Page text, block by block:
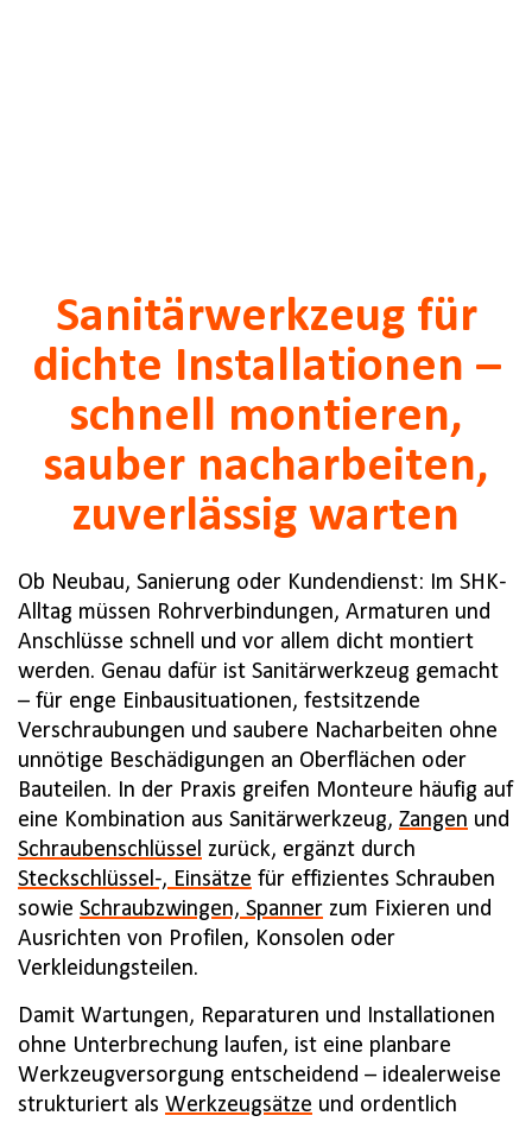
Sanitärwerkzeug für
dichte Installationen –
schnell montieren,
sauber nacharbeiten,
zuverlässig warten
Ob Neubau, Sanierung oder Kundendienst: Im SHK-
Alltag müssen Rohrverbindungen, Armaturen und
Anschlüsse schnell und vor allem dicht montiert
werden. Genau dafür ist Sanitärwerkzeug gemacht
– für enge Einbausituationen, festsitzende
Verschraubungen und saubere Nacharbeiten ohne
unnötige Beschädigungen an Oberflächen oder
Bauteilen. In der Praxis greifen Monteure häufig auf
eine Kombination aus Sanitärwerkzeug, Zangen und
Schraubenschlüssel zurück, ergänzt durch
Steckschlüssel-, Einsätze für effizientes Schrauben
sowie Schraubzwingen, Spanner zum Fixieren und
Ausrichten von Profilen, Konsolen oder
Verkleidungsteilen.
Damit Wartungen, Reparaturen und Installationen
ohne Unterbrechung laufen, ist eine planbare
Werkzeugversorgung entscheidend – idealerweise
strukturiert als Werkzeugsätze und ordentlich